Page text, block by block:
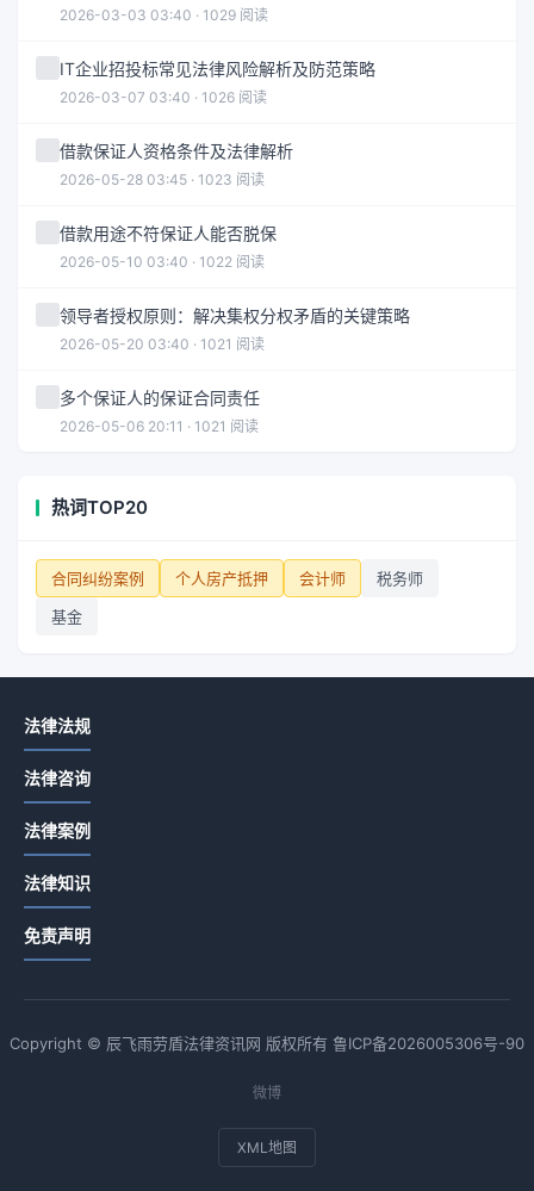
2026-03-03 03:40 · 1029 阅读
IT企业招投标常见法律风险解析及防范策略
2026-03-07 03:40 · 1026 阅读
借款保证人资格条件及法律解析
2026-05-28 03:45 · 1023 阅读
借款用途不符保证人能否脱保
2026-05-10 03:40 · 1022 阅读
领导者授权原则：解决集权分权矛盾的关键策略
2026-05-20 03:40 · 1021 阅读
多个保证人的保证合同责任
2026-05-06 20:11 · 1021 阅读
热词TOP20
合同纠纷案例 个人房产抵押 会计师
税务师
基金
法律法规
法律咨询
法律案例
法律知识
免责声明
Copyright © 辰飞雨劳盾法律资讯网 版权所有 鲁ICP备2026005306号-90
微博
XML地图